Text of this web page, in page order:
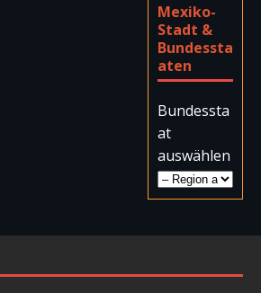
Mexiko-
Stadt &
Bundessta
aten
Bundessta
at
auswählen